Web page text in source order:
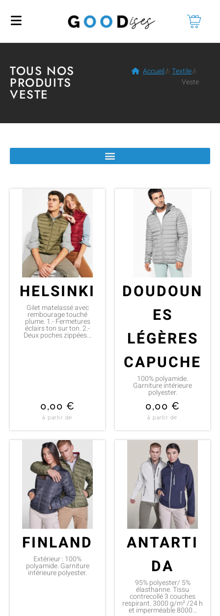
TOUS NOS
PRODUITS
VESTE
Accueil/ Textile/
Veste
HELSINKI
Gilet matelassé avec
rembourage touché
plume. 1.- Fermetures
éclairs ton sur ton. 2.-
Deux poches zippées...
0,00 €
à partir de
DOUDOUN
ES
LÉGÈRES
CAPUCHE
100% polyamide.
Garniture intérieure
polyester.
0,00 €
à partir de
FINLAND
Extérieur : 100%
polyamide. Garniture
intérieure polyester.
ANTARTI
DA
95% polyester/ 5%
élasthanne. Tissu
contrecollé 3 couches
respirant. 3000 g/m² /24 h
et imperméable 8000...